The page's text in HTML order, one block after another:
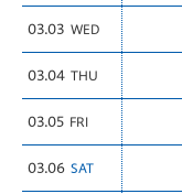
03.03 WED
03.04 THU
03.05 FRI
03.06 SAT